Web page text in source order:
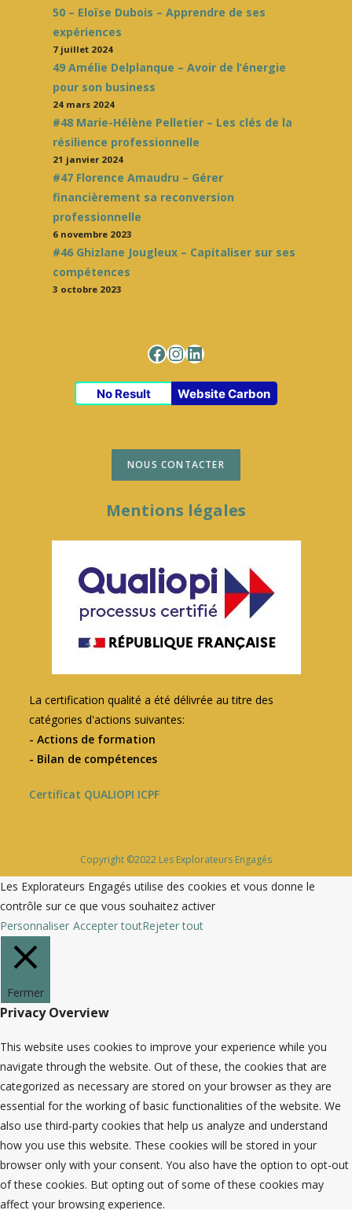
50 – Eloïse Dubois – Apprendre de ses
expériences
7 juillet 2024
49 Amélie Delplanque – Avoir de l’énergie
pour son business
24 mars 2024
#48 Marie-Hélène Pelletier – Les clés de la
résilience professionnelle
21 janvier 2024
#47 Florence Amaudru – Gérer
financièrement sa reconversion
professionnelle
6 novembre 2023
#46 Ghizlane Jougleux – Capitaliser sur ses
compétences
3 octobre 2023
Facebook
Instagram
LinkedIn
No Result Website Carbon
NOUS CONTACTER
Mentions légales
La certification qualité a été délivrée au titre des
catégories d'actions suivantes:
- Actions de formation
- Bilan de compétences
Certificat QUALIOPI ICPF
Copyright ©2022 Les Explorateurs Engagés
Les Explorateurs Engagés utilise des cookies et vous donne le
contrôle sur ce que vous souhaitez activer
Personnaliser Accepter toutRejeter tout
Fermer
Privacy Overview
This website uses cookies to improve your experience while you
navigate through the website. Out of these, the cookies that are
categorized as necessary are stored on your browser as they are
essential for the working of basic functionalities of the website. We
also use third-party cookies that help us analyze and understand
how you use this website. These cookies will be stored in your
browser only with your consent. You also have the option to opt-out
of these cookies. But opting out of some of these cookies may
affect your browsing experience.